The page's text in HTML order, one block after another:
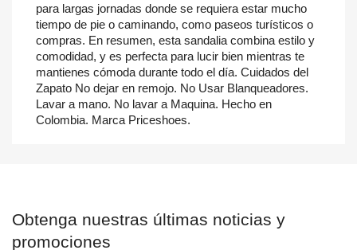
para largas jornadas donde se requiera estar mucho
tiempo de pie o caminando, como paseos turísticos o
compras. En resumen, esta sandalia combina estilo y
comodidad, y es perfecta para lucir bien mientras te
mantienes cómoda durante todo el día. Cuidados del
Zapato No dejar en remojo. No Usar Blanqueadores.
Lavar a mano. No lavar a Maquina. Hecho en
Colombia. Marca Priceshoes.
Obtenga nuestras últimas noticias y
promociones